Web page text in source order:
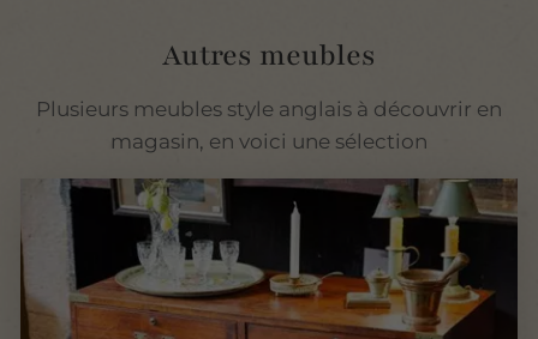
Autres meubles
Plusieurs meubles style anglais à découvrir en
magasin, en voici une sélection